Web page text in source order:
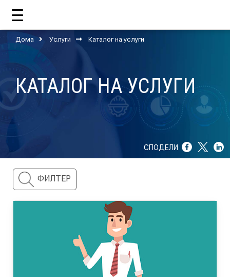
ДОМА
ЗА НАС
ШТО РАБОТИ ЦУП?
НАШИ ПОДДРЖУВАЧИ
ГОДИШНИ ИЗВЕШТАИ
ИСО 9001
Дома Услуги Каталог на услуги
КАТАЛОГ НА УСЛУГИ
СПОДЕЛИ
ФИЛТЕР